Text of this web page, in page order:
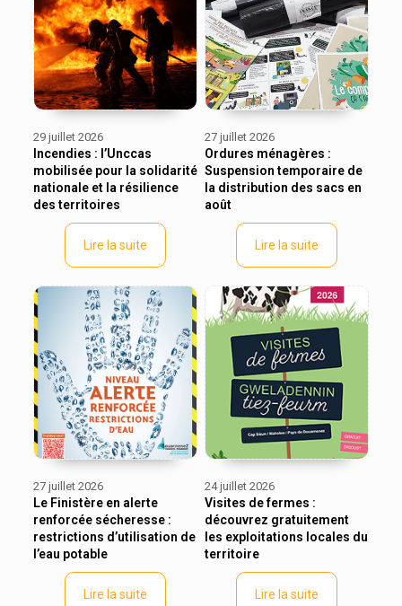
29 juillet 2026
Incendies : l’Unccas
mobilisée pour la solidarité
nationale et la résilience
des territoires
Lire la suite
27 juillet 2026
Ordures ménagères :
Suspension temporaire de
la distribution des sacs en
août
Lire la suite
27 juillet 2026
Le Finistère en alerte
renforcée sécheresse :
restrictions d’utilisation de
l’eau potable
Lire la suite
24 juillet 2026
Visites de fermes :
découvrez gratuitement
les exploitations locales du
territoire
Lire la suite